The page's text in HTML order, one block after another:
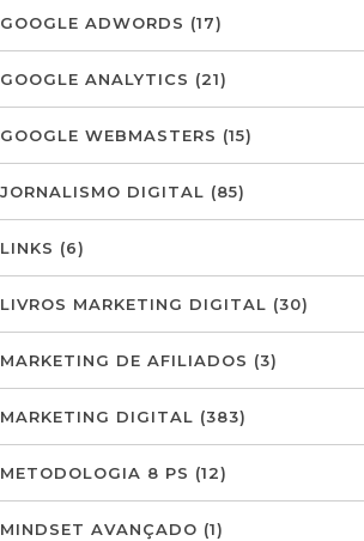
GOOGLE ADWORDS (17)
GOOGLE ANALYTICS (21)
GOOGLE WEBMASTERS (15)
JORNALISMO DIGITAL (85)
LINKS (6)
LIVROS MARKETING DIGITAL (30)
MARKETING DE AFILIADOS (3)
MARKETING DIGITAL (383)
METODOLOGIA 8 PS (12)
MINDSET AVANÇADO (1)